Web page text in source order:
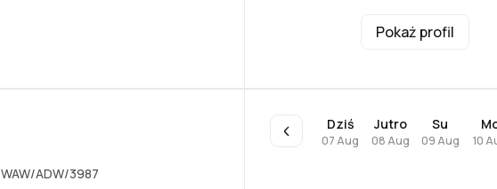
Pokaż profil
WAW/ADW/3987
Dziś
07 Aug
Jutro
08 Aug
Su
09 Aug 10